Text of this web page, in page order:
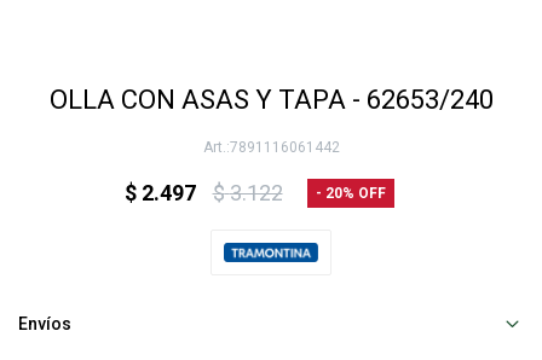
OLLA CON ASAS Y TAPA - 62653/240
7891116061442
$ 2.497 $3.122 20
Envíos